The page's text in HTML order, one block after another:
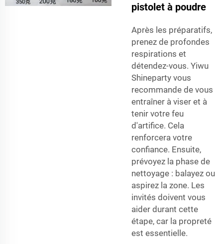
pistolet à poudre
Après les préparatifs,
prenez de profondes
respirations et
détendez-vous. Yiwu
Shineparty vous
recommande de vous
entraîner à viser et à
tenir votre feu
d'artifice. Cela
renforcera votre
confiance. Ensuite,
prévoyez la phase de
nettoyage : balayez ou
aspirez la zone. Les
invités doivent vous
aider durant cette
étape, car la propreté
est essentielle.